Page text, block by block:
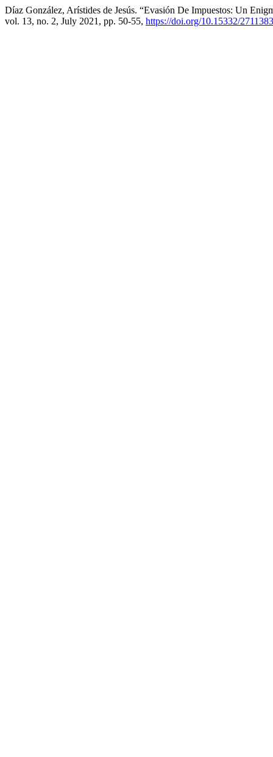
Díaz González, Arístides de Jesús. “Evasión De Impuestos: Un
vol. 13, no. 2, July 2021, pp. 50-55, https://doi.org/10.15332/